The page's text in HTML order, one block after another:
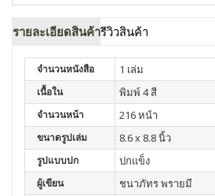
รายละเอียดสินค้ารีวิวสินค้า
จำนวนหนังสือ 1 เล่ม
เนื้อใน พิมพ์ 4 สี
จำนวนหน้า 216 หน้า
ขนาดรูปเล่ม 8.6 x 8.8 นิ้ว
รูปแบบปก ปกแข็ง
ผู้เขียน ชนาภัทร พรายมี